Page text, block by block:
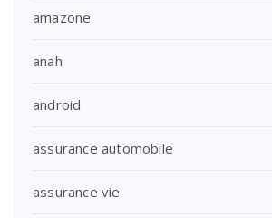
amazone
anah
android
assurance automobile
assurance vie